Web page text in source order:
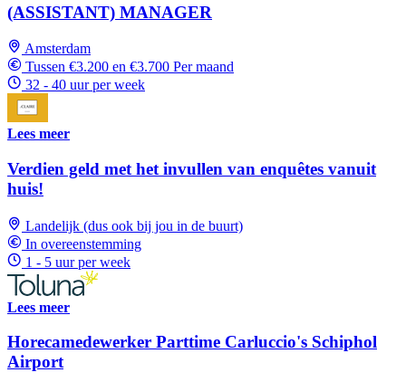
(ASSISTANT) MANAGER
Amsterdam
Tussen €3.200 en €3.700 Per maand
32 - 40 uur per week
Lees meer
Verdien geld met het invullen van enquêtes vanuit
huis!
Landelijk (dus ook bij jou in de buurt)
In overeenstemming
1 - 5 uur per week
Lees meer
Horecamedewerker Parttime Carluccio's Schiphol
Airport